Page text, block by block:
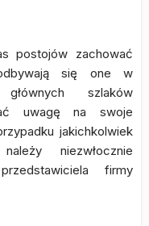
postojów zachować
się one w
szlaków
uwagę na swoje
jakichkolwiek
niezwłocznie
firmy